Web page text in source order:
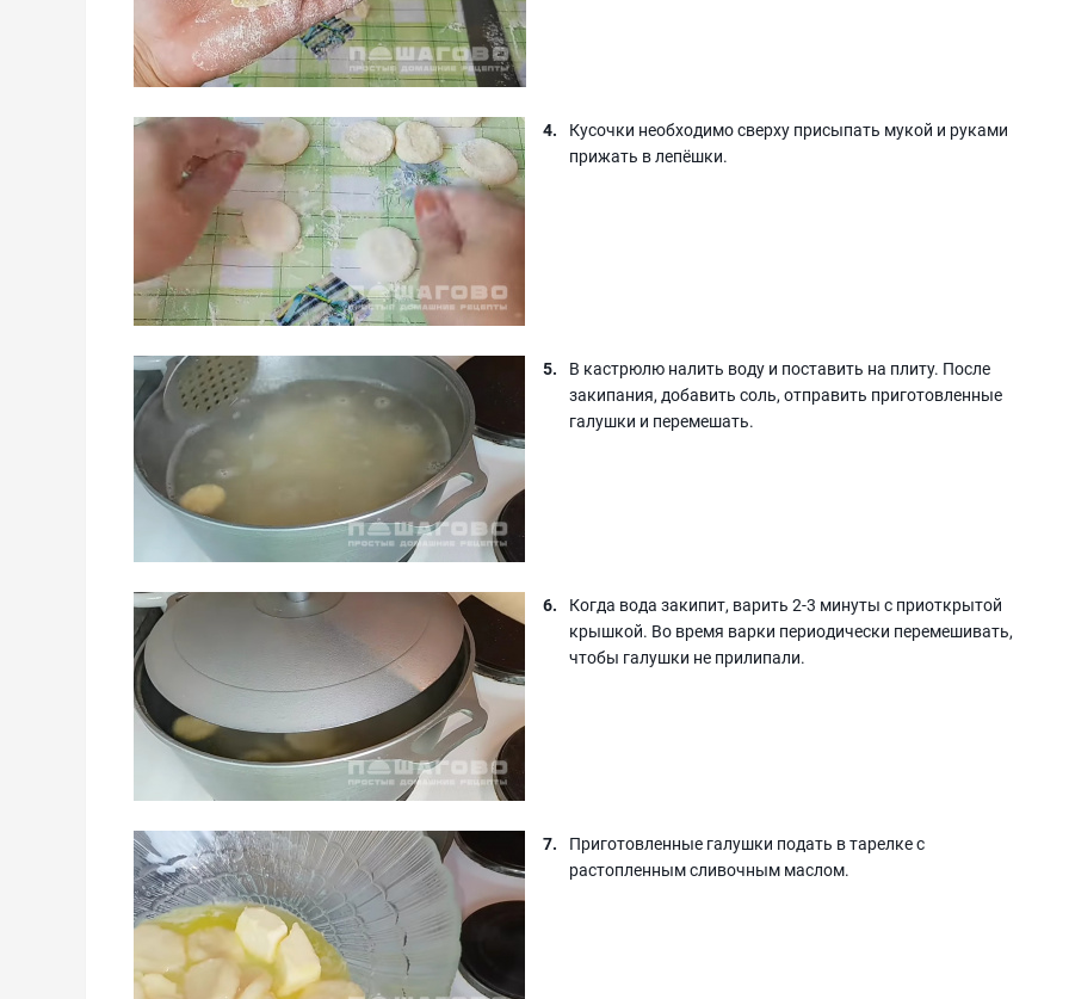
Кусочки необходимо сверху присыпать мукой и руками
прижать в лепёшки.
В кастрюлю налить воду и поставить на плиту. После
закипания, добавить соль, отправить приготовленные
галушки и перемешать.
Когда вода закипит, варить 2-3 минуты с приоткрытой
крышкой. Во время варки периодически перемешивать,
чтобы галушки не прилипали.
Приготовленные галушки подать в тарелке с
растопленным сливочным маслом.